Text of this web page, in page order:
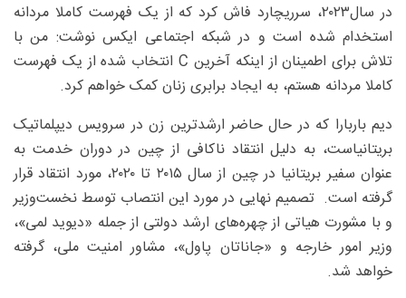
در سال‌۲۰۲۳، سرریچارد فاش کرد که از یک فهرست کاملا مردانه
استخدام شده است و در شبکه اجتماعی ایکس نوشت: من با
تلاش برای اطمینان از اینکه آخرین C انتخاب شده از یک فهرست
کاملا مردانه هستم، به ایجاد برابری زنان کمک خواهم کرد.
دیم باربارا که در حال حاضر ارشدترین زن در سرویس دیپلماتیک
بریتانیاست، به دلیل انتقاد ناکافی از چین در دوران خدمت به
عنوان سفیر بریتانیا در چین از سال ۲۰۱۵ تا ۲۰۲۰، مورد انتقاد قرار
گرفته است. تصمیم نهایی در مورد این انتصاب توسط نخست‌وزیر
و با مشورت هیاتی از چهره‌های ارشد دولتی از جمله «دیوید لمی»،
وزیر امور خارجه و «جاناتان پاول»، مشاور امنیت ملی، گرفته
خواهد شد.